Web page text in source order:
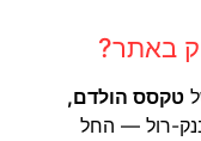
באתר?
טקסס הולדם,
הבנק-רול — החל